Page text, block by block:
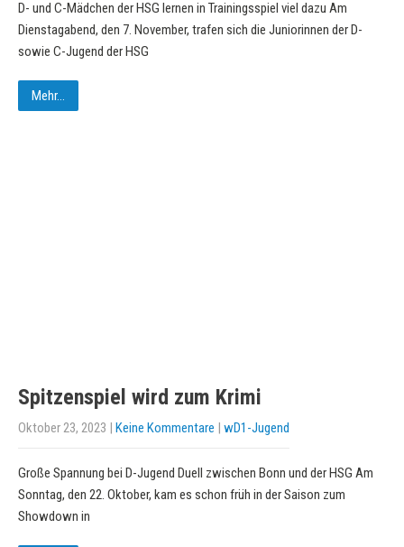
D- und C-Mädchen der HSG lernen in Trainingsspiel viel dazu Am
Dienstagabend, den 7. November, trafen sich die Juniorinnen der D-
sowie C-Jugend der HSG
Mehr...
Spitzenspiel wird zum Krimi
Oktober 23, 2023 | Keine Kommentare | wD1-Jugend
Große Spannung bei D-Jugend Duell zwischen Bonn und der HSG Am
Sonntag, den 22. Oktober, kam es schon früh in der Saison zum
Showdown in